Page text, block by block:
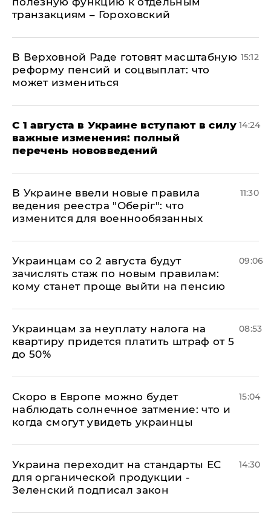
транзакциям – Гороховский
В Верховной Раде готовят масштабную
реформу пенсий и соцвыплат: что
может измениться
15:12
С 1 августа в Украине вступают в силу
важные изменения: полный
перечень нововведений
14:24
В Украине ввели новые правила
ведения реестра "Оберіг": что
изменится для военнообязанных
11:30
Украинцам со 2 августа будут
зачислять стаж по новым правилам:
кому станет проще выйти на пенсию
09:06
Украинцам за неуплату налога на
квартиру придется платить штраф от 5
до 50%
08:53
Скоро в Европе можно будет
наблюдать солнечное затмение: что и
когда смогут увидеть украинцы
15:04
Украина переходит на стандарты ЕС
для органической продукции -
Зеленский подписал закон
14:30